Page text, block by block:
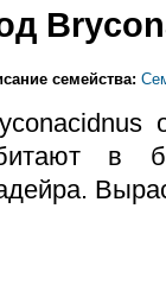
семейства:
в